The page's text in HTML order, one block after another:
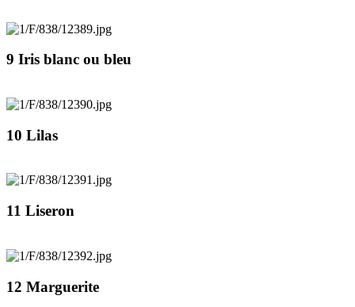
9 Iris blanc ou bleu
10 Lilas
11 Liseron
12 Marguerite